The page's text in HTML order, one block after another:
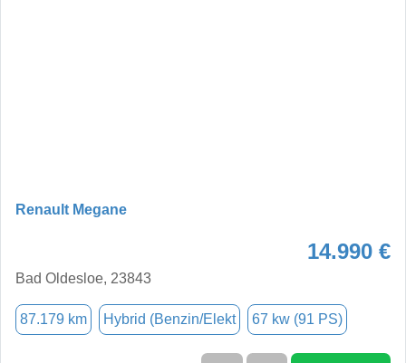
Renault Megane
14.990 €
Bad Oldesloe, 23843
87.179 km Hybrid (Benzin/Elekt 67 kw (91 PS)